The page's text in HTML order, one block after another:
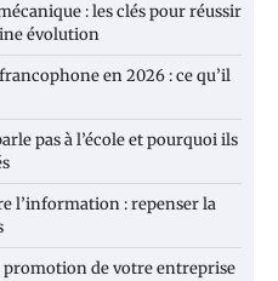
: les clés pour réussir
évolution
en 2026 : ce qu’il
pas à l’école et pourquoi ils
l’information : repenser la
de votre entreprise